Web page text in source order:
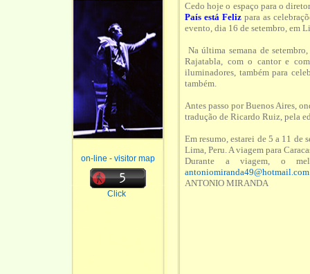
on-line - visitor map
Click
Cedo hoje o espaço para o
País está Feliz para as
evento, dia 16 de setembro, em
Na última semana de
Rajatabla, com o cantor e
iluminadores, também para
também.
Antes passo por Buenos Aires,
tradução de Ricardo Ruiz, pela
Em resumo, estarei de 5 a 11 de
Lima, Peru. A viagem para
Durante a viagem, o
antoniomiranda49@hotmail.com
ANTONIO MIRANDA